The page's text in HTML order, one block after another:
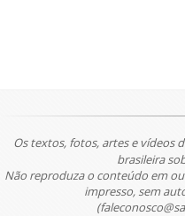
Os textos, fotos, artes e vídeos
brasileira
Não reproduza o conteúdo em
impresso, sem